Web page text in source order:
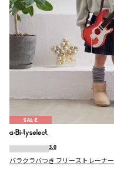
SALE
3.0
バラクラバつき フリーストレーナー